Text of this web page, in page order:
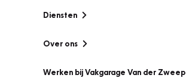
Diensten
Over ons
Werken bij Vakgarage Van der Zweep